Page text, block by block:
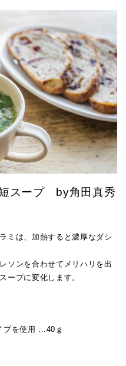
スープ by角田真秀
ミは、加熱すると濃厚なダシ
ソンを合わせてメリハリを出
ープに変化します。
プを使用 …40ｇ